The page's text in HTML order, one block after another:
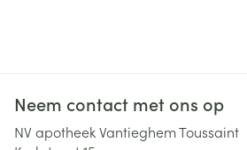
Neem contact met ons op
NV apotheek Vantieghem Toussaint